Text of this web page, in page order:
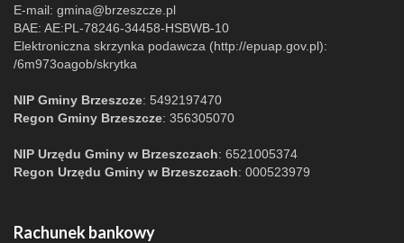
E-mail: gmina@brzeszcze.pl
BAE: AE:PL-78246-34458-HSBWB-10
Elektroniczna skrzynka podawcza (http://epuap.gov.pl):
/6m973oagob/skrytka
NIP Gminy Brzeszcze: 5492197470
Regon Gminy Brzeszcze: 356305070
NIP Urzędu Gminy w Brzeszczach: 6521005374
Regon Urzędu Gminy w Brzeszczach: 000523979
Rachunek bankowy